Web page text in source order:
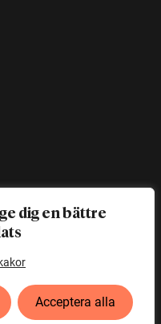
dig en bättre
Acceptera alla